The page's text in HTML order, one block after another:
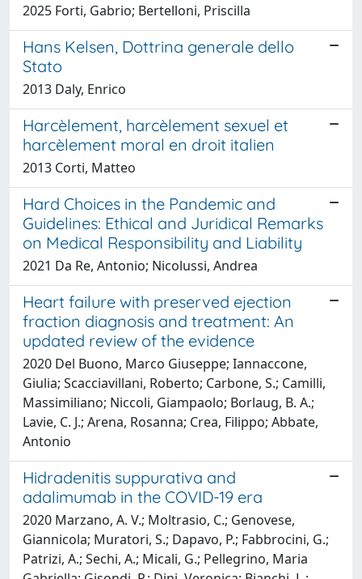
2025 Forti, Gabrio; Bertelloni, Priscilla
Hans Kelsen, Dottrina generale dello
Stato
2013 Daly, Enrico
Harcèlement, harcèlement sexuel et
harcèlement moral en droit italien
2013 Corti, Matteo
Hard Choices in the Pandemic and
Guidelines: Ethical and Juridical Remarks
on Medical Responsibility and Liability
2021 Da Re, Antonio; Nicolussi, Andrea
Heart failure with preserved ejection
fraction diagnosis and treatment: An
updated review of the evidence
2020 Del Buono, Marco Giuseppe; Iannaccone,
Giulia; Scacciavillani, Roberto; Carbone, S.; Camilli,
Massimiliano; Niccoli, Giampaolo; Borlaug, B. A.;
Lavie, C. J.; Arena, Rosanna; Crea, Filippo; Abbate,
Antonio
Hidradenitis suppurativa and
adalimumab in the COVID-19 era
2020 Marzano, A. V.; Moltrasio, C.; Genovese,
Giannicola; Muratori, S.; Dapavo, P.; Fabbrocini, G.;
Patrizi, A.; Sechi, A.; Micali, G.; Pellegrino, Maria